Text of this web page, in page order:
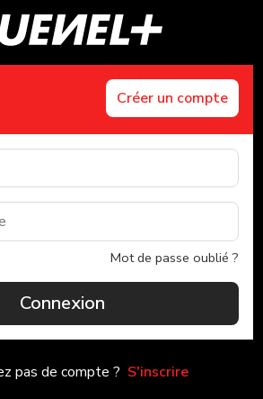
Créer un compte
Mot de passe oublié ?
Connexion
pas de compte ? S'inscrire